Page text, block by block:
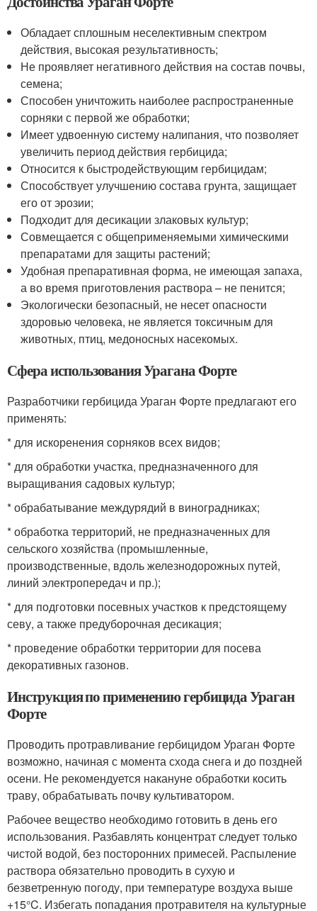
Обладает сплошным неселективным спектром
действия, высокая результативность;
Не проявляет негативного действия на состав почвы,
семена;
Способен уничтожить наиболее распространенные
сорняки с первой же обработки;
Имеет удвоенную систему налипания, что позволяет
увеличить период действия гербицида;
Относится к быстродействующим гербицидам;
Способствует улучшению состава грунта, защищает
его от эрозии;
Подходит для десикации злаковых культур;
Совмещается с общеприменяемыми химическими
препаратами для защиты растений;
Удобная препаративная форма, не имеющая запаха,
а во время приготовления раствора – не пенится;
Экологически безопасный, не несет опасности
здоровью человека, не является токсичным для
животных, птиц, медоносных насекомых.
Сфера использования Урагана Форте
Разработчики гербицида Ураган Форте предлагают его
применять:
* для искоренения сорняков всех видов;
* для обработки участка, предназначенного для
выращивания садовых культур;
* обрабатывание междурядий в виноградниках;
* обработка территорий, не предназначенных для
сельского хозяйства (промышленные,
производственные, вдоль железнодорожных путей,
линий электропередач и пр.);
* для подготовки посевных участков к предстоящему
севу, а также предуборочная десикация;
* проведение обработки территории для посева
декоративных газонов.
Инструкция по применению гербицида Ураган
Форте
Проводить протравливание гербицидом Ураган Форте
возможно, начиная с момента схода снега и до поздней
осени. Не рекомендуется накануне обработки косить
траву, обрабатывать почву культиватором.
Рабочее вещество необходимо готовить в день его
использования. Разбавлять концентрат следует только
чистой водой, без посторонних примесей. Распыление
раствора обязательно проводить в сухую и
безветренную погоду, при температуре воздуха выше
+15°C. Избегать попадания протравителя на культурные